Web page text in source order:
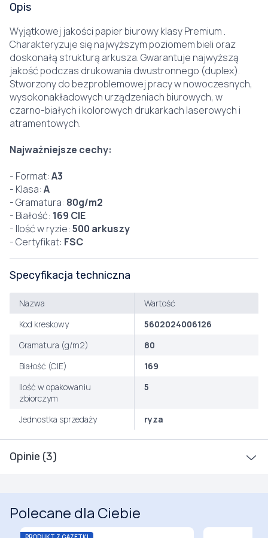
Opinie (3)
Opis
Wyjątkowej jakości papier biurowy klasy Premium .
Charakteryzuje się najwyższym poziomem bieli oraz
doskonałą strukturą arkusza. Gwarantuje najwyższą
jakość podczas drukowania dwustronnego (duplex).
Stworzony do bezproblemowej pracy w nowoczesnych,
wysokonakładowych urządzeniach biurowych, w
czarno-białych i kolorowych drukarkach laserowych i
atramentowych.
Najważniejsze cechy:
- Format: A3
- Klasa: A
- Gramatura: 80g/m2
- Białość: 169 CIE
- Ilość w ryzie: 500 arkuszy
- Certyfikat: FSC
Specyfikacja techniczna
Nazwa
Wartość
Kod kreskowy
5602024006126
Gramatura (g/m2)
80
Białość (CIE)
169
Ilość w opakowaniu
zbiorczym
5
Jednostka sprzedaży ryza
Polecane dla Ciebie